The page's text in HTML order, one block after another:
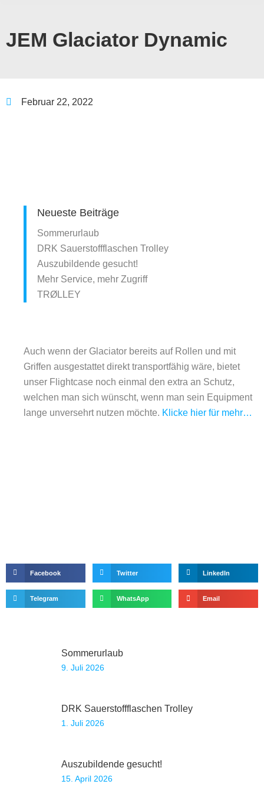
JEM Glaciator Dynamic
Februar 22, 2022
Neueste Beiträge
Sommerurlaub
DRK Sauerstoffflaschen Trolley
Auszubildende gesucht!
Mehr Service, mehr Zugriff
TRØLLEY
Auch wenn der Glaciator bereits auf Rollen und mit
Griffen ausgestattet direkt transportfähig wäre, bietet
unser Flightcase noch einmal den extra an Schutz,
welchen man sich wünscht, wenn man sein Equipment
lange unversehrt nutzen möchte. Klicke hier für mehr…
Facebook Twitter LinkedIn
Telegram WhatsApp Email
Sommerurlaub
9. Juli 2026
DRK Sauerstoffflaschen Trolley
1. Juli 2026
Auszubildende gesucht!
15. April 2026